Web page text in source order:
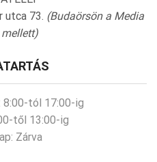
utca 73. (Budaörsön a Media
8:00-tól 17:00-ig
től 13:00-ig
Zárva